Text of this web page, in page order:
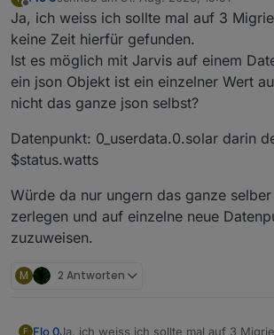
Offline zuletzt editiert von
Ja, ich weiss ich sollte mal auf 3
keine Zeit hierfür gefunden.
Ist es möglich mit Jarvis auf einem
ein json Objekt ist ein einzelner Wert
nicht das ganze json selbst?
Datenpunkt: 0_userdata.0.solar darin
$status.watts
Würde da nur ungern das ganze
zerlegen und auf einzelne neue
zuzuweisen.
M 2 Antworten
F Flo 0Ja, ich weiss ich sollte mal auf 3